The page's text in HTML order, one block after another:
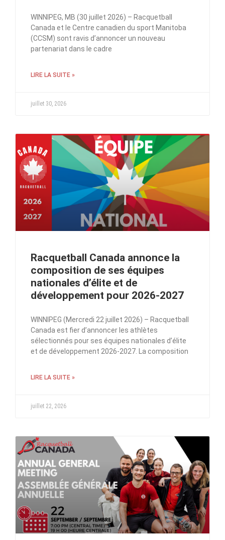
WINNIPEG, MB (30 juillet 2026) – Racquetball
Canada et le Centre canadien du sport Manitoba
(CCSM) sont ravis d’annoncer un nouveau
partenariat dans le cadre
LIRE LA SUITE »
juillet 30, 2026
Racquetball Canada annonce la
composition de ses équipes
nationales d’élite et de
développement pour 2026-2027
WINNIPEG (Mercredi 22 juillet 2026) – Racquetball
Canada est fier d’annoncer les athlètes
sélectionnés pour ses équipes nationales d’élite
et de développement 2026-2027. La composition
LIRE LA SUITE »
juillet 22, 2026